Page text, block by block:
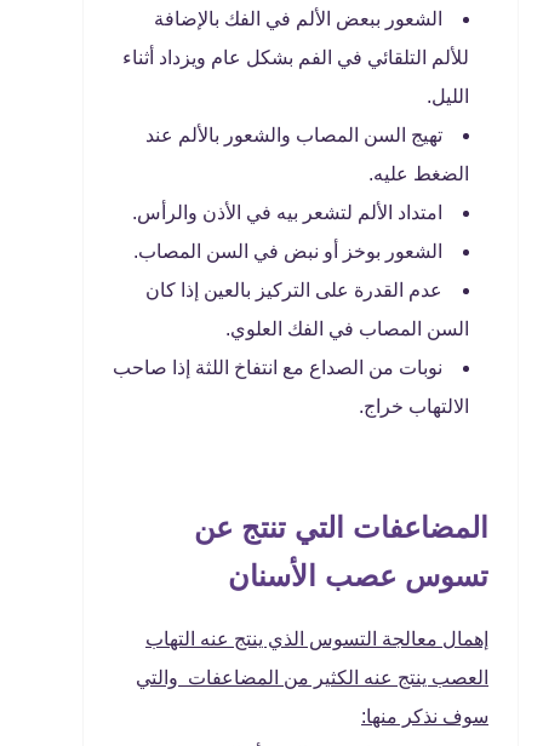
الشعور ببعض الألم في الفك بالإضافة
للألم التلقائي في الفم بشكل عام ويزداد أثناء
الليل.
تهيج السن المصاب والشعور بالألم عند
الضغط عليه.
امتداد الألم لتشعر بيه في الأذن والرأس.
الشعور بوخز أو نبض في السن المصاب.
عدم القدرة على التركيز بالعين إذا كان
السن المصاب في الفك العلوي.
نوبات من الصداع مع انتفاخ اللثة إذا صاحب
الالتهاب خراج.
المضاعفات التي تنتج عن
تسوس عصب الأسنان
إهمال معالجة التسوس الذي ينتج عنه التهاب
العصب ينتج عنه الكثير من المضاعفات والتي
سوف نذكر منها: